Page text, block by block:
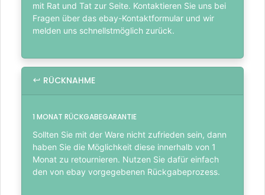
mit Rat und Tat zur Seite. Kontaktieren Sie uns bei
Fragen über das ebay-Kontaktformular und wir
melden uns schnellstmöglich zurück.
RÜCKNAHME
1 MONAT RÜCKGABEGARANTIE
Sollten Sie mit der Ware nicht zufrieden sein, dann
haben Sie die Möglichkeit diese innerhalb von 1
Monat zu retournieren. Nutzen Sie dafür einfach
den von ebay vorgegebenen Rückgabeprozess.